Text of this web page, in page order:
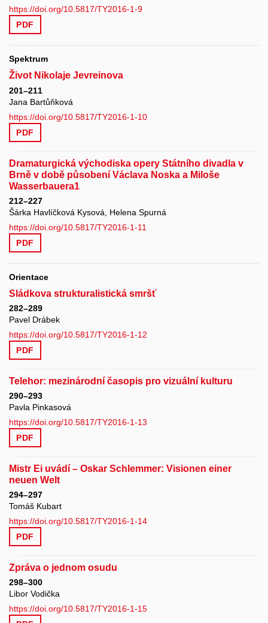
https://doi.org/10.5817/TY2016-1-9
PDF
Spektrum
Život Nikolaje Jevreinova
201–211
Jana Bartůňková
https://doi.org/10.5817/TY2016-1-10
PDF
Dramaturgická východiska opery Státního divadla v
Brně v době působení Václava Noska a Miloše
Wasserbauera1
212–227
Šárka Havlíčková Kysová, Helena Spurná
https://doi.org/10.5817/TY2016-1-11
PDF
Orientace
Sládkova strukturalistická smršť
282–289
Pavel Drábek
https://doi.org/10.5817/TY2016-1-12
PDF
Telehor: mezinárodní časopis pro vizuální kulturu
290–293
Pavla Pinkasová
https://doi.org/10.5817/TY2016-1-13
PDF
Mistr Ei uvádí – Oskar Schlemmer: Visionen einer
neuen Welt
294–297
Tomáš Kubart
https://doi.org/10.5817/TY2016-1-14
PDF
Zpráva o jednom osudu
298–300
Libor Vodička
https://doi.org/10.5817/TY2016-1-15